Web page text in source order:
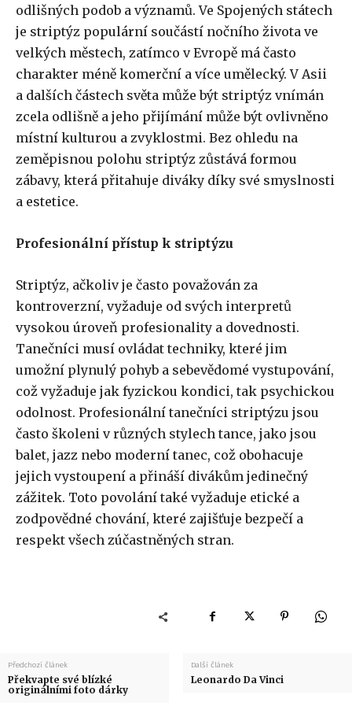
odlišných podob a významů. Ve Spojených státech
je striptýz populární součástí nočního života ve
velkých městech, zatímco v Evropě má často
charakter méně komerční a více umělecký. V Asii
a dalších částech světa může být striptýz vnímán
zcela odlišně a jeho přijímání může být ovlivněno
místní kulturou a zvyklostmi. Bez ohledu na
zeměpisnou polohu striptýz zůstává formou
zábavy, která přitahuje diváky díky své smyslnosti
a estetice.
Profesionální přístup k striptýzu
Striptýz, ačkoliv je často považován za
kontroverzní, vyžaduje od svých interpretů
vysokou úroveň profesionality a dovednosti.
Tanečníci musí ovládat techniky, které jim
umožní plynulý pohyb a sebevědomé vystupování,
což vyžaduje jak fyzickou kondici, tak psychickou
odolnost. Profesionální tanečníci striptýzu jsou
často školeni v různých stylech tance, jako jsou
balet, jazz nebo moderní tanec, což obohacuje
jejich vystoupení a přináší divákům jedinečný
zážitek. Toto povolání také vyžaduje etické a
zodpovědné chování, které zajišťuje bezpečí a
respekt všech zúčastněných stran.
Předchozí článek
Překvapte své blízké
originálními foto dárky
Další článek
Leonardo Da Vinci